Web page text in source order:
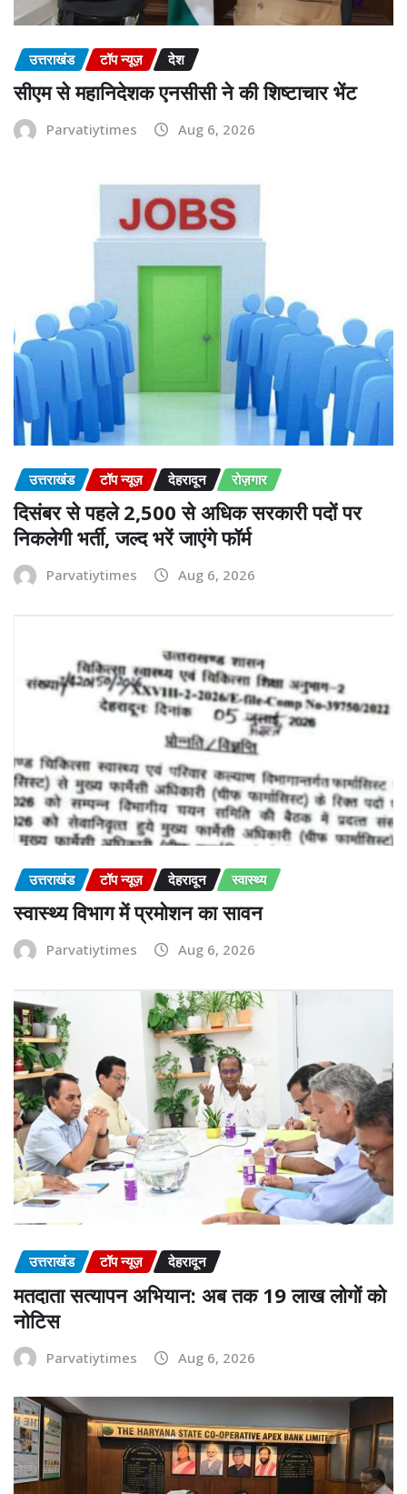
उत्तराखंड टॉप न्यूज़ देश
सीएम से महानिदेशक एनसीसी ने की शिष्टाचार भेंट
Parvatiytimes Aug 6, 2026
उत्तराखंड टॉप न्यूज़ देहरादून रोज़गार
दिसंबर से पहले 2,500 से अधिक सरकारी पदों पर
निकलेगी भर्ती, जल्द भरें जाएंगे फॉर्म
Parvatiytimes Aug 6, 2026
उत्तराखंड टॉप न्यूज़ देहरादून स्वास्थ्य
स्वास्थ्य विभाग में प्रमोशन का सावन
Parvatiytimes Aug 6, 2026
उत्तराखंड टॉप न्यूज़ देहरादून
मतदाता सत्यापन अभियान: अब तक 19 लाख लोगों को
नोटिस
Parvatiytimes Aug 6, 2026